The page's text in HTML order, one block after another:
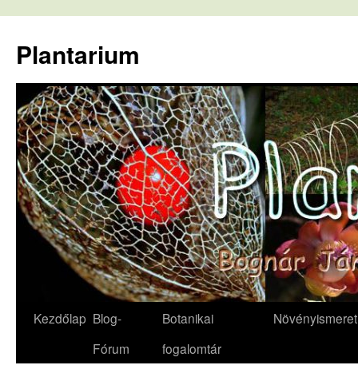
tartalomba
Plantarium
Kezdőlap Blog-
Fórum
Botanikai
fogalomtár
Növényismeret